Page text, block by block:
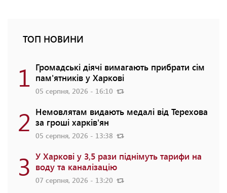
ТОП НОВИНИ
1 Громадські діячі вимагають прибрати сім
пам'ятників у Харкові
05 серпня, 2026 - 16:10
2 Немовлятам видають медалі від Терехова
за гроші харків'ян
05 серпня, 2026 - 13:38
3 У Харкові у 3,5 рази піднімуть тарифи на
воду та каналізацію
07 серпня, 2026 - 13:20